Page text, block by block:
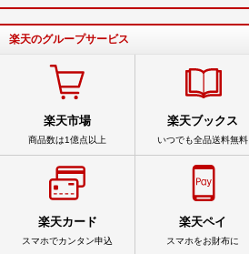
楽天のグループサービス
楽天市場
商品数は1億点以上
楽天ブックス
いつでも全品送料無料
楽天カード
スマホでカンタン申込
楽天ペイ
スマホをお財布に